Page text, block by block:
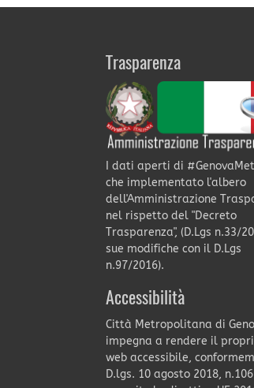
Trasparenza
I dati aperti di
che implementato l'albero
dell'Amministrazione
nel rispetto del "Decreto
Trasparenza", (D.Lgs n.33/
sue modifiche con il D.Lgs
n.97/2016).
Accessibilità
Città Metropolitana di
impegna a rendere il
web accessibile,
D.lgs. 10 agosto 2018,